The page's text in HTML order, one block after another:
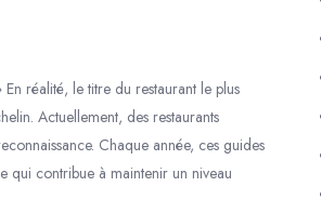
réalité, le titre du restaurant le plus
Actuellement, des restaurants
Chaque année, ces guides
qui contribue à maintenir un niveau